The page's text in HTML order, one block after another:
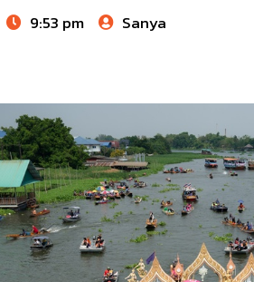
9:53 pm Sanya